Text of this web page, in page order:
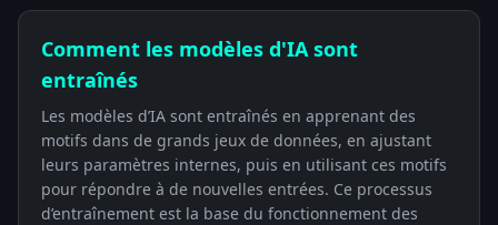
Comment les modèles d'IA sont
entraînés
Les modèles d’IA sont entraînés en apprenant des
motifs dans de grands jeux de données, en ajustant
leurs paramètres internes, puis en utilisant ces motifs
pour répondre à de nouvelles entrées. Ce processus
d’entraînement est la base du fonctionnement des